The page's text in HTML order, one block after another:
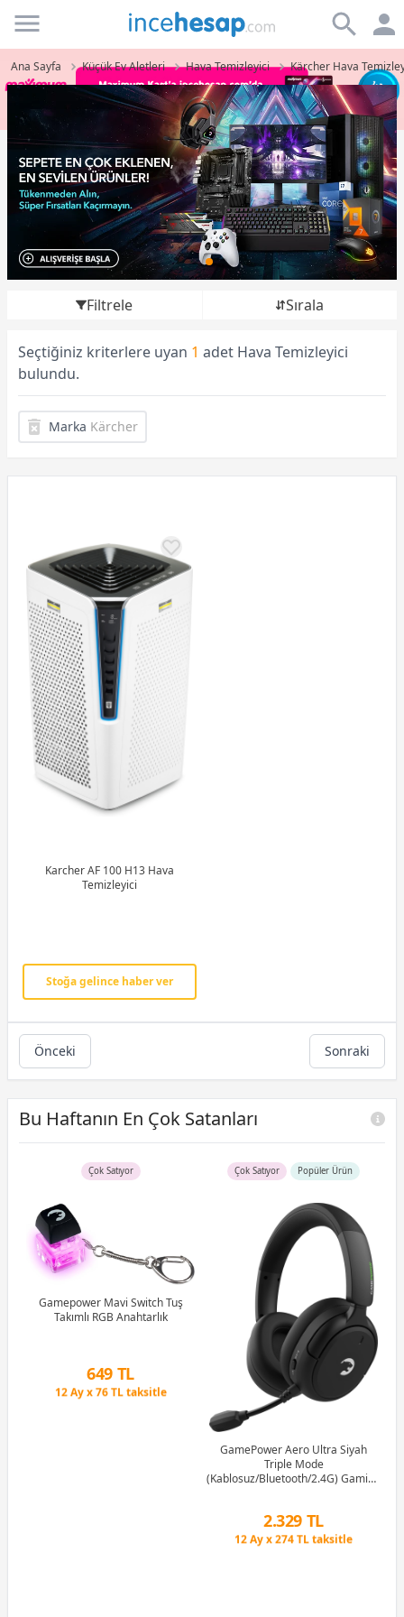
Incehesap
Ana Sayfa Küçük Ev Aletleri Hava Temizleyici Kärcher Hava
Filtrele Sırala
Seçtiğiniz kriterlere uyan 1 adet Hava Temizleyici
bulundu.
Marka Kärcher
Karcher AF 100 H13 Hava
Temizleyici
Stoğa gelince haber ver
Önceki Sonraki
Bu Haftanın En Çok Satanları
Çok Satıyor
Gamepower Mavi Switch Tuş
Takımlı RGB Anahtarlık
649 TL
12 Ay x 76 TL taksitle
Peşin Fiyatına 3 Taksit
Çok Satıyor Popüler Ürün
GamePower Aero Ultra Siyah
Triple Mode
(Kablosuz/Bluetooth/2.4G) Gaming
2.329 TL
Peşin Fiyatına 3 Taksit
12 Ay x 274 TL taksitle
Peşin Fiyatına 3 Taksit